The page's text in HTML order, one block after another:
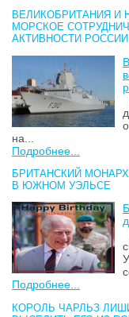
ВЕЛИКОБРИТАНИЯ И
МОРСКОЕ
АКТИВНОСТИ РОССИИ
на...
Подробнее...
БРИТАНСКИЙ
В ЮЖНОМ УЭЛЬСЕ
Подробнее...
КОРОЛЬ ЧАРЛЬЗ